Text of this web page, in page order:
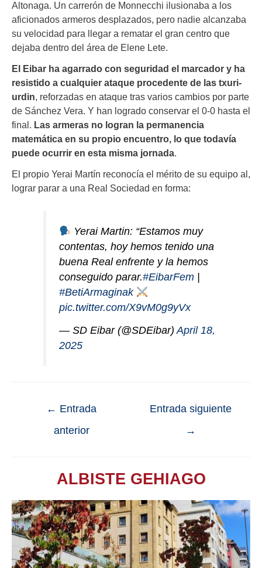
Altonaga. Un carrerón de Monnecchi ilusionaba a los
aficionados armeros desplazados, pero nadie alcanzaba
su velocidad para llegar a rematar el gran centro que
dejaba dentro del área de Elene Lete.
El Eibar ha agarrado con seguridad el marcador y ha
resistido a cualquier ataque procedente de las txuri-
urdin, reforzadas en ataque tras varios cambios por parte
de Sánchez Vera. Y han logrado conservar el 0-0 hasta el
final. Las armeras no logran la permanencia
matemática en su propio encuentro, lo que todavía
puede ocurrir en esta misma jornada.
El propio Yerai Martín reconocía el mérito de su equipo al,
lograr parar a una Real Sociedad en forma:
Yerai Martin: “Estamos muy
contentas, hoy hemos tenido una
buena Real enfrente y la hemos
conseguido parar.#EibarFem|
#BetiArmaginak
pic.twitter.com/X9vM0g9yVx
— SD Eibar (@SDEibar)April 18,
2025
← Entrada
anterior
Entrada siguiente
→
ALBISTE GEHIAGO